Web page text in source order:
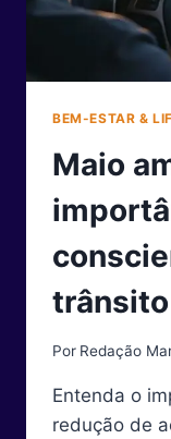
BEM-ESTAR &
Maio
Por Redação
Entenda o
redução de